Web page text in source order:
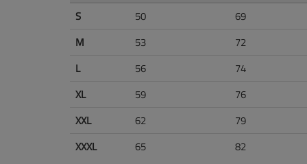
S
50
69
M
53
72
L
56
74
XL
59
76
XXL
62
79
XXXL
65 82